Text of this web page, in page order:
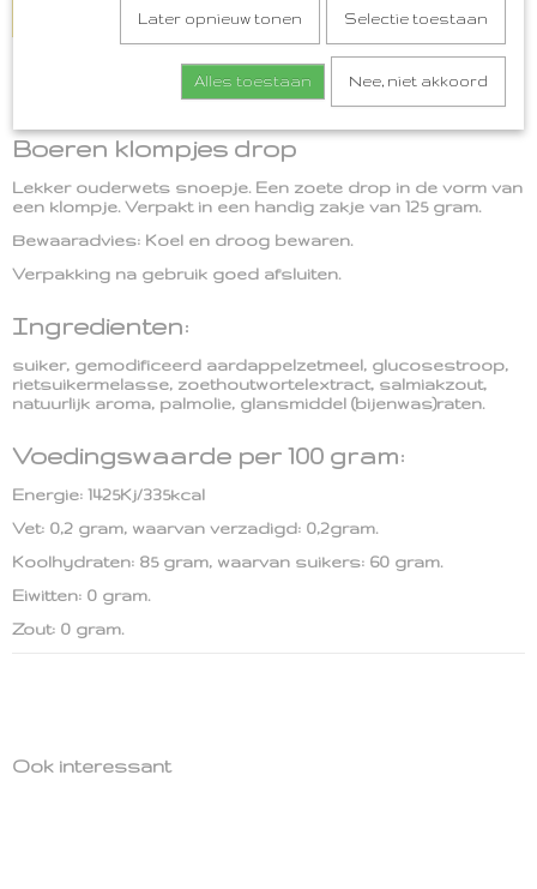
IN WINKELWAGEN
Boeren klompjes drop
Lekker ouderwets snoepje. Een zoete drop in de vorm van
een klompje. Verpakt in een handig zakje van 125 gram.
Bewaaradvies: Koel en droog bewaren.
Verpakking na gebruik goed afsluiten.
Ingredienten:
suiker, gemodificeerd aardappelzetmeel, glucosestroop,
rietsuikermelasse, zoethoutwortelextract, salmiakzout,
natuurlijk aroma, palmolie, glansmiddel (bijenwas)raten.
Voedingswaarde per 100 gram:
Energie: 1425Kj/335kcal
Vet: 0,2 gram, waarvan verzadigd: 0,2gram.
Koolhydraten: 85 gram, waarvan suikers: 60 gram.
Eiwitten: 0 gram.
Zout: 0 gram.
Ook interessant
Later opnieuw tonen Selectie toestaan
Alles toestaan Nee, niet akkoord